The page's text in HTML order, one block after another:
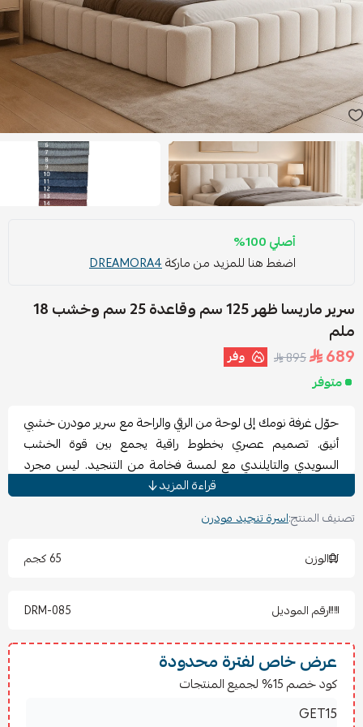
أصلي 100%
اضغط هنا للمزيد من ماركةDREAMORA4
سرير ماريسا ظهر 125 سم وقاعدة 25 سم وخشب 18
ملم
689
895 وفر
متوفر
حوّل غرفة نومك إلى لوحة من الرقي والراحة مع سرير مودرن خشبي
أنيق. تصميم عصري بخطوط راقية يجمع بين قوة الخشب
السويدي والتايلندي مع لمسة فخامة من التنجيد. ليس مجرد
سرير للنوم… بل قطعة فنية تضيف سحرًا خاصًا لديكور غرفتك
أنيقفي قسمأسرة.
المواصفات الفنية لسرير فاخر بأسلوب أنيق
نوع الخشب:
مزيج من الخشب السويدي والتايلندي عالي
الجودة (سماكة 18 ملم).
الأقمشة المتاحة:بوكلية، خيش (كتان)، أو المخمل حسب
اختيار العميل.
سم (كلاهما قابل للتعديل).
قراءة المزيد
تصنيف المنتج:اسرة تنجيد مودرن
الوزن
65 كجم
رقم الموديل DRM-085
عرض خاص لفترة محدودة
كود خصم 15% لجميع المنتجات